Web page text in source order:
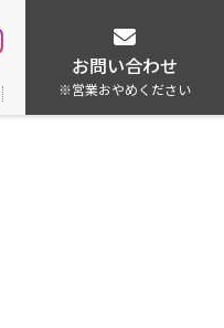
お問い合わせ
※営業おやめください